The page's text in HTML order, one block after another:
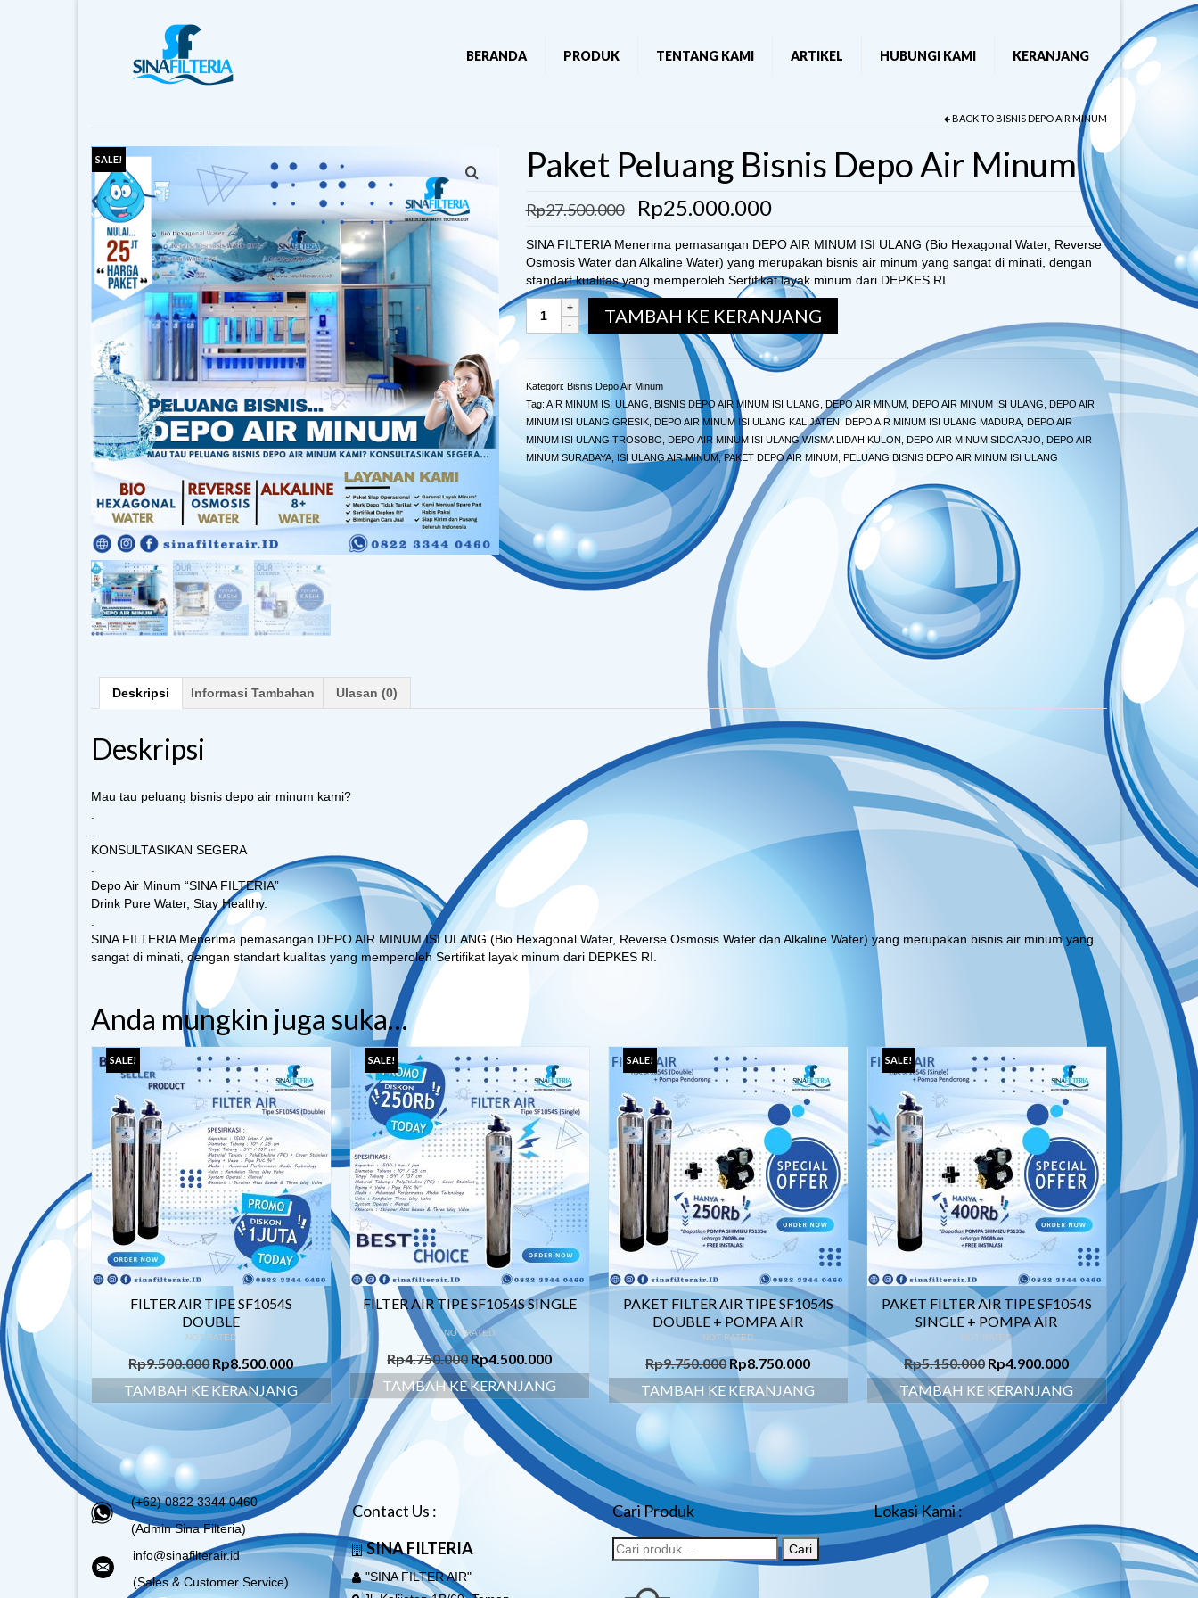
BERANDA PRODUK TENTANG KAMI ARTIKEL HUBUNGI KAMI KERANJANG
BACK TOBISNIS DEPO AIR MINUM
SALE! Paket Peluang Bisnis Depo Air Minum
Rp27.500.000 Rp25.000.000
SINA FILTERIA Menerima pemasangan DEPO AIR MINUM ISI ULANG (Bio Hexagonal Water, Reverse
Osmosis Water dan Alkaline Water) yang merupakan bisnis air minum yang sangat di minati, dengan
standart kualitas yang memperoleh Sertifikat layak minum dari DEPKES RI.
TAMBAH KE KERANJANG
Kategori: Bisnis Depo Air Minum
Tag: AIR MINUM ISI ULANG BISNIS DEPO AIR MINUM ISI ULANG DEPO AIR MINUM, DEPO AIR MINUM ISI ULANG
DEPO AIR
MINUM ISI ULANG GRESIK, DEPO AIR MINUM ISI ULANG KALIJATEN,DEPO AIR MINUM ISI ULANG MADURA, DEPO AIR
MINUM ISI ULANG TROSOBO
DEPO AIR MINUM ISI ULANG WISMA LIDAH KULON DEPO AIR MINUM SIDOARJO
DEPO AIR
MINUM SURABAYA, ISI ULANG AIR MINUM,PAKET DEPO AIR MINUM, PELUANG BISNIS DEPO AIR MINUM ISI ULANG
Deskripsi Informasi Tambahan Ulasan (0)
Deskripsi
Mau tau peluang bisnis depo air minum kami?
KONSULTASIKAN SEGERA
Depo Air Minum “SINA FILTERIA”
Drink Pure Water, Stay Healthy.
SINA FILTERIAMenerima pemasangan DEPO AIR MINUM ISI ULANG (Bio Hexagonal Water, Reverse Osmosis Water dan Alkaline Water) yang merupakan bisnis air minum yang
sangat di minati, dengan standart kualitas yang memperoleh Sertifikat layak minum dari DEPKES RI.
Anda mungkin juga suka…
SALE!
FILTER AIR TIPE SF1054S
DOUBLE
NOT RATED
Rp9.500.000Rp8.500.000
TAMBAH KE KERANJANG
SALE!
FILTER AIR TIPE SF1054S SINGLE
NOT RATED
Rp4.750.000Rp4.500.000
TAMBAH KE KERANJANG
SALE!
PAKET FILTER AIR TIPE SF1054S
DOUBLE + POMPA AIR
NOT RATED
Rp9.750.000 Rp8.750.000
TAMBAH KE KERANJANG
SALE!
PAKET FILTER AIR TIPE SF1054S
SINGLE + POMPA AIR
NOT RATED
Rp5.150.000 Rp4.900.000
TAMBAH KE KERANJANG
(+62) 0822 3344 0460
(Admin Sina Filteria)
info@sinafilterair.id
(Sales & Customer Service)
Contact Us :
SINA FILTERIA
"SINA FILTER AIR"
Cari Produk
Cari
Lokasi Kami :